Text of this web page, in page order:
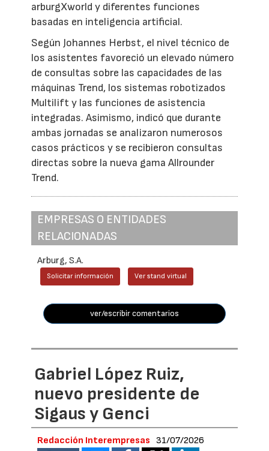
arburgXworld y diferentes funciones
basadas en inteligencia artificial.
Según Johannes Herbst, el nivel técnico de
los asistentes favoreció un elevado número
de consultas sobre las capacidades de las
máquinas Trend, los sistemas robotizados
Multilift y las funciones de asistencia
integradas. Asimismo, indicó que durante
ambas jornadas se analizaron numerosos
casos prácticos y se recibieron consultas
directas sobre la nueva gama Allrounder
Trend.
EMPRESAS O ENTIDADES
RELACIONADAS
Arburg, S.A.
Solicitar información Ver stand virtual
ver/escribir comentarios
Gabriel López Ruiz,
nuevo presidente de
Sigaus y Genci
Redacción Interempresas 31/07/2026